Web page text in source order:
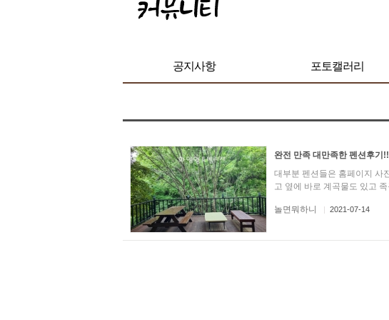
공지사항 포토캘러리
완전 만족 대만족한 펜션후기!!
대부분 펜션들은 홈페이지 사
고 옆에 바로 계곡물도 있고
놀면뭐하니 | 2021-07-14